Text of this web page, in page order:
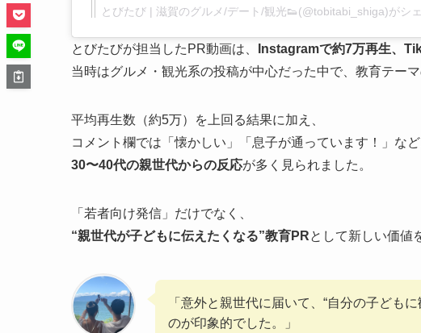
とびたび | 滋賀のグルメ/デート/観光👟(@tobitabi_shiga)がシ
とびたびが担当したPR動画は、 Instagramで約7万再生、
当時はグルメ・観光系の投稿が中心だった中で、教育テー
平均再生数（約5万）を上回る結果に加え、
コメント欄では「懐かしい」「息子が通っています！」など
30〜40代の親世代からの反応が多く見られました。
「若者向け発信」だけでなく、
“親世代が子どもに伝えたくなる”教育PRとして新しい価値
「意外と親世代に届いて、“自分の子ども
のが印象的でした。」